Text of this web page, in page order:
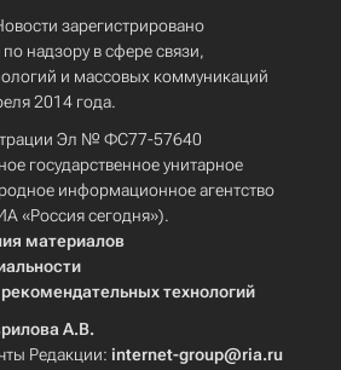
зарегистрировано
надзору в сфере связи,
и массовых коммуникаций
2014 года.
Эл № ФС77-57640
государственное унитарное
информационное агентство
«Россия сегодня»).
материалов
технологий
А.В.
Редакции: internet-group@ria.ru